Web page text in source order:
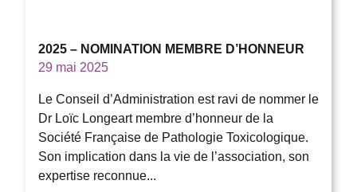
2025 – NOMINATION MEMBRE D’HONNEUR
29 mai 2025
Le Conseil d’Administration est ravi de nommer le
Dr Loïc Longeart membre d’honneur de la
Société Française de Pathologie Toxicologique.
Son implication dans la vie de l’association, son
expertise reconnue...